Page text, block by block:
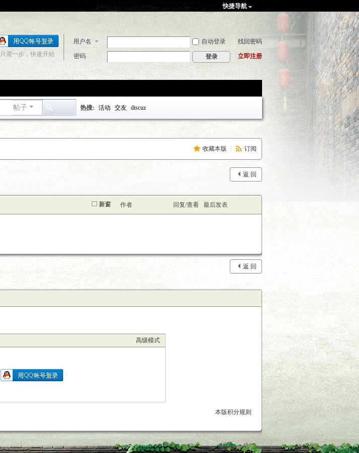
快捷导航
用户名 自动登录 找回密码
密码 登录 立即注册
只需一步，快速开始
帖子
搜
索
热搜: 活动 交友 discuz
收藏本版 订阅
返 回
新窗 作者 回复/查看 最后发表
返 回
高级模式
本版积分规则